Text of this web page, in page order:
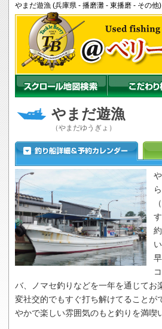
やまだ遊漁 (兵庫県 - 播磨灘 - 東播磨 - その
やまだ遊漁
（やまだゆうぎょ）
バ、ノマセ釣りなどを一年を通じてお
変社交的でもすぐ打ち解けてることが
やかで楽しい雰囲気のもと釣りを満喫